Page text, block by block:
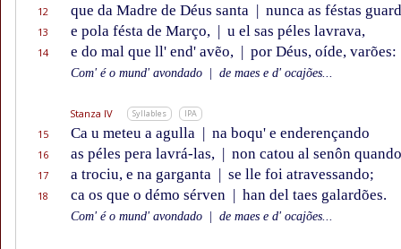
12 que da Madre de Déus santa | nunca as féstas
13 e pola fésta de Março, | u el sas péles lavrava,
14 e do mal que ll' end' avẽo, | por Déus, oíde, varões:
Com' é o mund' avondado de maes e d' ocajões...
Stanza IV Syllables IPA
15 Ca u meteu a agulla | na boqu' e enderençando
16 as péles pera lavrá-las, | non catou al senôn quando
17 a trociu, e na garganta | se lle foi atravessando;
18 ca os que o démo sérven | han del taes galardões.
Com' é o mund' avondado de maes e d' ocajões...